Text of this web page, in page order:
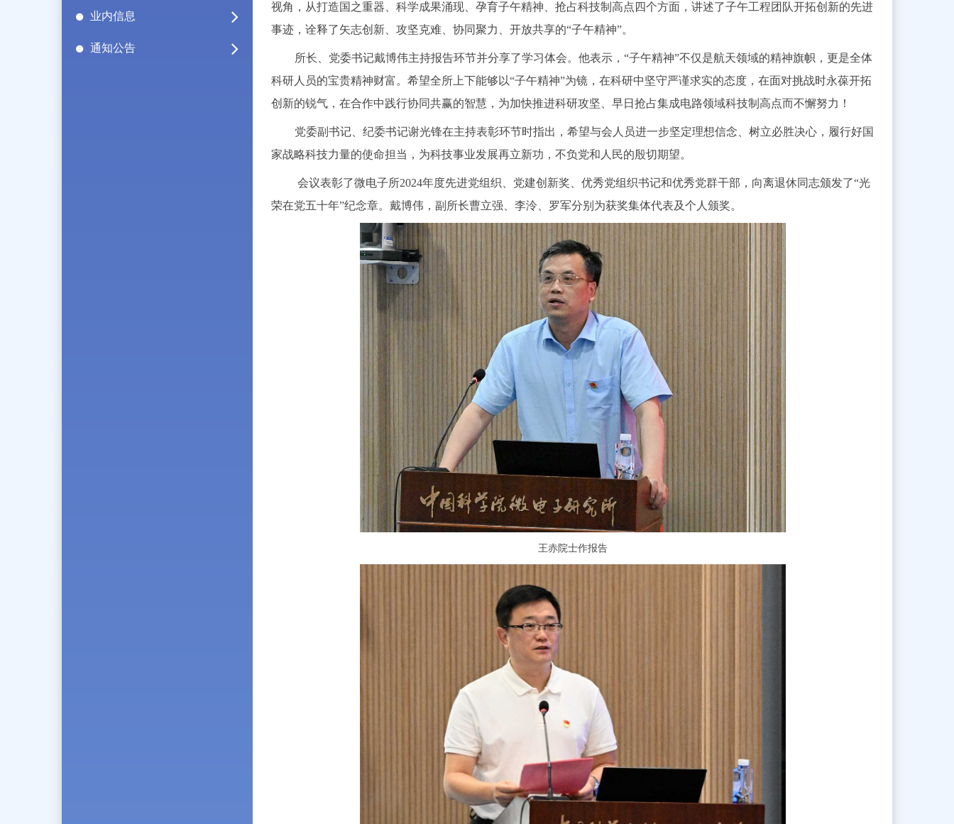
业内信息
通知公告
视角，从打造国之重器、科学成果涌现、孕育子午精神、抢占科技制高点四个方面，讲述了子午工程团队开拓创新的先进
事迹，诠释了矢志创新、攻坚克难、协同聚力、开放共享的“子午精神”。
所长、党委书记戴博伟主持报告环节并分享了学习体会。他表示，“子午精神”不仅是航天领域的精神旗帜，更是全体
科研人员的宝贵精神财富。希望全所上下能够以“子午精神”为镜，在科研中坚守严谨求实的态度，在面对挑战时永葆开拓
创新的锐气，在合作中践行协同共赢的智慧，为加快推进科研攻坚、早日抢占集成电路领域科技制高点而不懈努力！
党委副书记、纪委书记谢光锋在主持表彰环节时指出，希望与会人员进一步坚定理想信念、树立必胜决心，履行好国
家战略科技力量的使命担当，为科技事业发展再立新功，不负党和人民的殷切期望。
会议表彰了微电子所2024年度先进党组织、党建创新奖、优秀党组织书记和优秀党群干部，向离退休同志颁发了“光
荣在党五十年”纪念章。戴博伟，副所长曹立强、李泠、罗军分别为获奖集体代表及个人颁奖。
王赤院士作报告